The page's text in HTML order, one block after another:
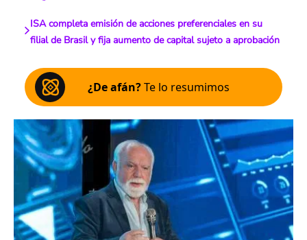
ISA completa emisión de acciones preferenciales en su
filial de Brasil y fija aumento de capital sujeto a aprobación
¿De afán?Te lo resumimos